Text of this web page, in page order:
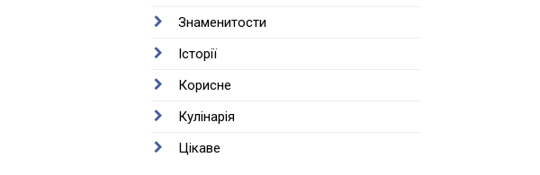
Знаменитости
Історії
Корисне
Кулінарія
Цікаве